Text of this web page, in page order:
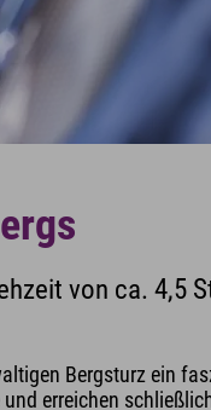
von ca. 4,5
Bergsturz ein
erreichen